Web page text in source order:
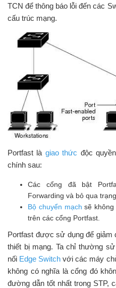
TCN để thông báo lỗi đến các
cấu trúc mạng.
Portfast là giao thức độc
chính sau:
Các cổng đã bật
Forwarding và bỏ qua
Bộ chuyển mạch sẽ
trên các cổng Portfast.
Portfast được sử dụng để giảm
thiết bị mạng. Ta chỉ thường
nối Edge Switch với các máy
không có nghĩa là cổng đó
đường dẫn tốt nhất trong STP,